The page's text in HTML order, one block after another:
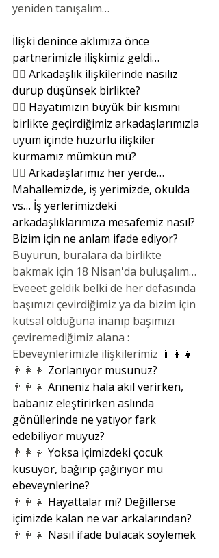
yeniden tanışalım…
İlişki denince aklımıza önce
partnerimizle ilişkimiz geldi…
👯‍♀️ Arkadaşlık ilişkilerinde nasılız
durup düşünsek birlikte?
👯‍♀️ Hayatımızın büyük bir kısmını
birlikte geçirdiğimiz arkadaşlarımızla
uyum içinde huzurlu ilişkiler
kurmamız mümkün mü?
👯‍♀️ Arkadaşlarımız her yerde…
Mahallemizde, iş yerimizde, okulda
vs… İş yerlerimizdeki
arkadaşlıklarımıza mesafemiz nasıl?
Bizim için ne anlam ifade ediyor?
Buyurun, buralara da birlikte
bakmak için 18 Nisan'da buluşalım…
Eveeet geldik belki de her defasında
başımızı çevirdiğimiz ya da bizim için
kutsal olduğuna inanıp başımızı
çeviremediğimiz alana :
Ebeveynlerimizle ilişkilerimiz 👨‍👩‍👧
👨‍👩‍👧 Zorlanıyor musunuz?
👨‍👩‍👧 Anneniz hala akıl verirken,
babanız eleştirirken aslında
gönüllerinde ne yatıyor fark
edebiliyor muyuz?
👨‍👩‍👧 Yoksa içimizdeki çocuk
küsüyor, bağırıp çağırıyor mu
ebeveynlerine?
👨‍👩‍👧 Hayattalar mı? Değillerse
içimizde kalan ne var arkalarından?
👨‍👩‍👧 Nasıl ifade bulacak söylemek